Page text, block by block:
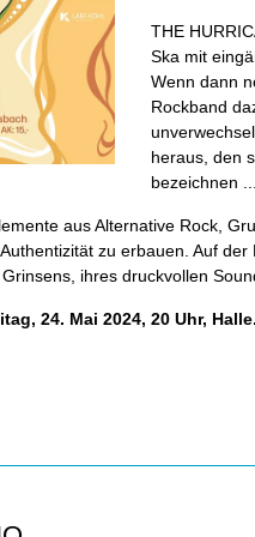
THE
Ska mit
Wenn dann
Rockband
heraus, den
bezeichnen
aus Alternative Rock,
zu erbauen. Auf
ihres druckvollen
24. Mai 2024, 20 Uhr,